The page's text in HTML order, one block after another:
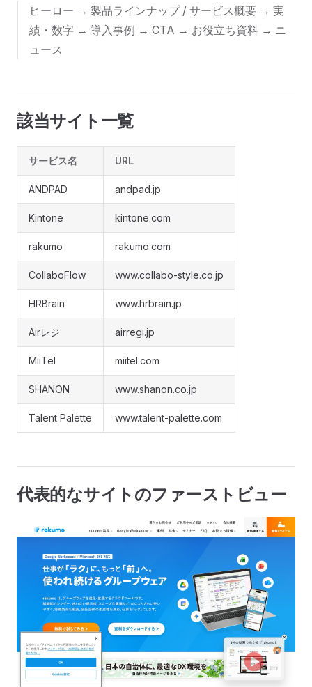
ヒーロー → 製品ラインナップ / サービス概要 → 実
績・数字 → 導入事例 → CTA → お役立ち資料 → ニ
ュース
該当サイト一覧
サービス名 URL
ANDPAD andpad.jp
Kintone kintone.com
rakumo rakumo.com
CollaboFlow www.collabo-style.co.jp
HRBrain www.hrbrain.jp
Airレジ airregi.jp
MiiTel miitel.com
SHANON www.shanon.co.jp
Talent Palette www.talent-palette.com
代表的なサイトのファーストビュー